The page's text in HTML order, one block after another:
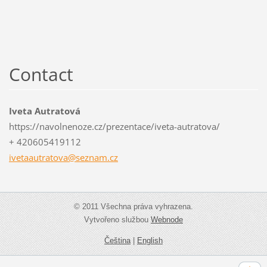
Contact
Iveta Autratová
https://navolnenoze.cz/prezentace/iveta-autratova/
+ 420605419112
ivetaautratova@seznam.cz
© 2011 Všechna práva vyhrazena.
Vytvořeno službouWebnode
Čeština|English